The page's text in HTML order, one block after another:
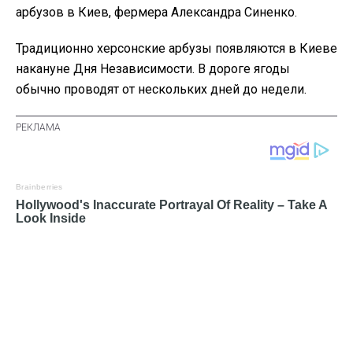
арбузов в Киев, фермера Александра Синенко.
Традиционно херсонские арбузы появляются в Киеве
накануне Дня Независимости. В дороге ягоды
обычно проводят от нескольких дней до недели.